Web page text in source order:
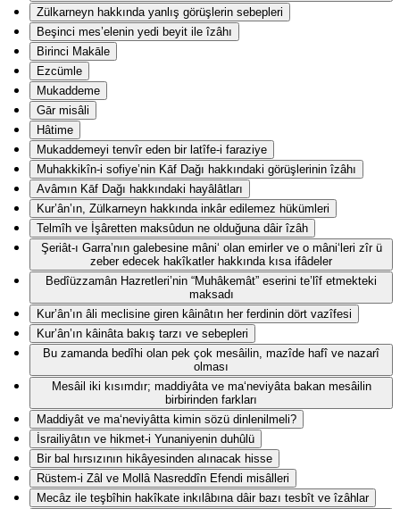
Zülkarneyn hakkında yanlış görüşlerin sebepleri
Beşinci mes’elenin yedi beyit ile îzâhı
Birinci Makāle
Ezcümle
Mukaddeme
Gār misâli
Hâtime
Mukaddemeyi tenvîr eden bir latîfe-i faraziye
Muhakkikîn-i sofiye’nin Kāf Dağı hakkındaki görüşlerinin îzâhı
Avâmın Kāf Dağı hakkındaki hayâlâtları
Kur’ân’ın, Zülkarneyn hakkında inkâr edilemez hükümleri
Telmîh ve İşâretten maksûdun ne olduğuna dâir îzâh
Şeriât-ı Garra’nın galebesine mâni‘ olan emirler ve o mâni‘leri zîr ü
zeber edecek hakîkatler hakkında kısa ifâdeler
Bedîüzzamân Hazretleri’nin “Muhâkemât” eserini te’lîf etmekteki
maksadı
Kur’ân’ın âli meclisine giren kâinâtın her ferdinin dört vazîfesi
Kur’ân’ın kâinâta bakış tarzı ve sebepleri
Bu zamanda bedîhi olan pek çok mesâilin, mazîde hafî ve nazarî
olması
Mesâil iki kısımdır; maddiyâta ve ma‘neviyâta bakan mesâilin
birbirinden farkları
Maddiyât ve ma‘neviyâtta kimin sözü dinlenilmeli?
İsrailiyâtın ve hikmet-i Yunaniyenin duhûlü
Bir bal hırsızının hikâyesinden alınacak hisse
Rüstem-i Zâl ve Mollâ Nasreddîn Efendi misâlleri
Mecâz ile teşbîhin hakîkate inkılâbına dâir bazı tesbît ve îzâhlar